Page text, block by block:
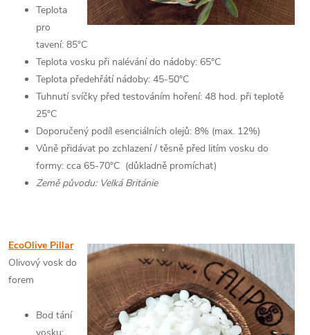
Teplota
pro
tavení: 85°C
Teplota vosku při nalévání do nádoby: 65°C
Teplota předehřátí nádoby: 45-50°C
Tuhnutí svíčky před testováním hoření: 48 hod. při teplotě
25°C
Doporučený podíl esenciálních olejů: 8% (max. 12%)
Vůně přidávat po zchlazení / těsně před litím vosku do
formy: cca 65-70°C (důkladně promíchat)
Země původu: Velká Británie
EcoOlive Pillar
Olivový vosk do
forem
Bod tání